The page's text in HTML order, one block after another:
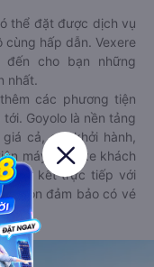
thể đặt được dịch vụ
cùng hấp dẫn. Vexere
đến cho bạn những
nhất.
các phương tiện
Goyolo là nền tảng
cả, giờ khởi hành,
máy bay, xe khách
liên kết trực tiếp với
luôn đảm bảo có vé